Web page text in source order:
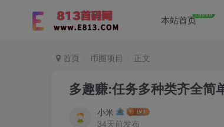
本站首页+9999
首页 币圈项目 正文
多趣赚:任务多种类齐全简
小米
34天前发布